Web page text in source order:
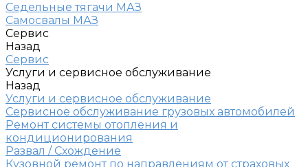
Седельные тягачи МАЗ
Самосвалы МАЗ
Сервис
Назад
Сервис
Услуги и сервисное обслуживание
Назад
Услуги и сервисное обслуживание
Сервисное обслуживание грузовых автомобилей
Ремонт системы отопления и
кондиционирования
Развал / Схождение
Кузовной ремонт по направлениям от страховых